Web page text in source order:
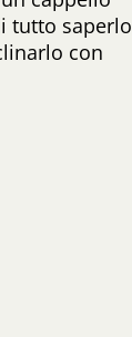
tutto saperlo
con